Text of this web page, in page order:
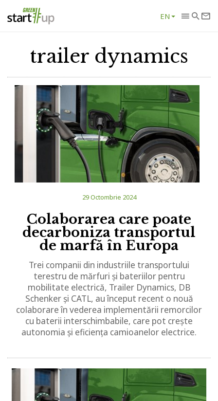
EN
trailer dynamics
29 Octombrie 2024
Colaborarea care poate
decarboniza transportul
de marfă în Europa
Trei companii din industriile transportului
terestru de mărfuri și bateriilor pentru
mobilitate electrică, Trailer Dynamics, DB
Schenker și CATL, au început recent o nouă
colaborare în vederea implementării remorcilor
cu baterii interschimbabile, care pot crește
autonomia și eficiența camioanelor electrice.